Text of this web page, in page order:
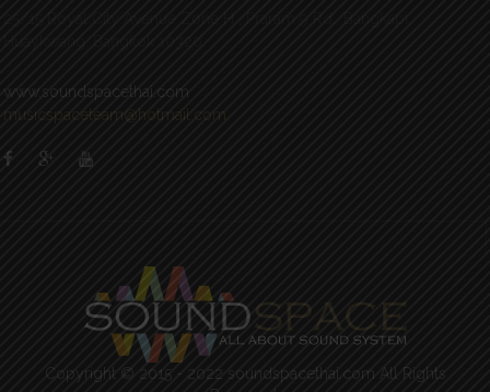
www.soundspacethai.com
musicspaceteam@hotmail.com
Copyright © 2015 - 2022 soundspacethai.com All Rights